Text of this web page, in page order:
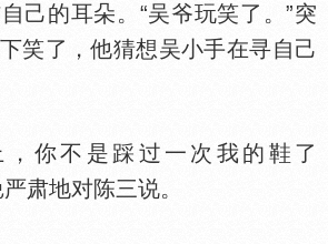
己的耳朵。“吴爷玩笑了。”突
笑了，他猜想吴小手在寻自己
你不是踩过一次我的鞋了
严肃地对陈三说。